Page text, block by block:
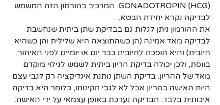
GONADOTROPIN (HCG). המרכיב בהורמון הזה המשמש
לבדיקה נקרא יחידת הבטא.
את ההורמון ניתן לגלות גם בבדיקת שתן ביתית שנחשבת
לבדיקה מאד אמינה (הן כשהתוצאה היא שלילית והן כשהיא
חיובית) והיא הופכת לחיובית כבר יום או יומיים לפני האיחור
בווסת, ולכן יכולה בדיקת הריון ביתית לשמש לגילוי מוקדם
מאד של ההריון. בדיקת השתן נותנת אינדיקציה רק לגבי עצם
היות האישה בהריון אבל לא לגבי תקינותו, כלומר היא בדיקה
איכותית בלבד. הבדיקה נערכת באופן עצמאי על ידי האישה.